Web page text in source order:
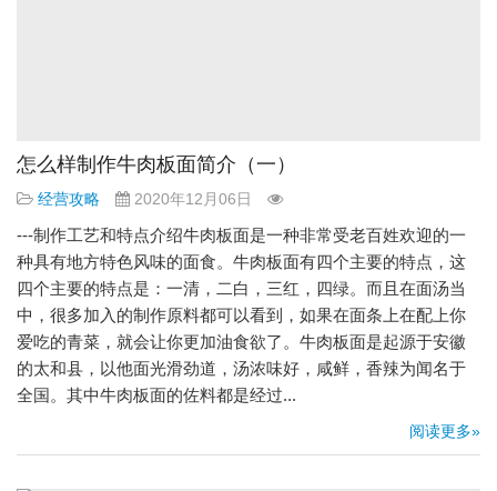
怎么样制作牛肉板面简介（一）
经营攻略 2020年12月06日
---制作工艺和特点介绍牛肉板面是一种非常受老百姓欢迎的一
种具有地方特色风味的面食。牛肉板面有四个主要的特点，这
四个主要的特点是：一清，二白，三红，四绿。而且在面汤当
中，很多加入的制作原料都可以看到，如果在面条上在配上你
爱吃的青菜，就会让你更加油食欲了。牛肉板面是起源于安徽
的太和县，以他面光滑劲道，汤浓味好，咸鲜，香辣为闻名于
全国。其中牛肉板面的佐料都是经过...
阅读更多»